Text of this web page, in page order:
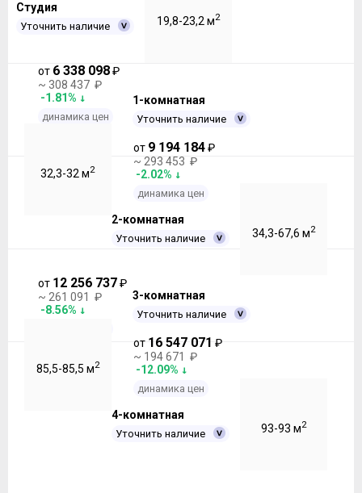
Студия
Уточнить наличие 19,8-23,2 м2
от 6 338 098₽
~ 308 437 ₽
-1.81%
динамика цен
1-комнатная
Уточнить наличие
32,3-32 м2
от 9 194 184₽
~ 293 453 ₽
-2.02%
динамика цен
2-комнатная
Уточнить наличие 34,3-67,6 м2
от 12 256 737₽
~ 261 091 ₽
-8.56%
3-комнатная
Уточнить наличие
85,5-85,5 м2
от 16 547 071 ₽
~ 194 671 ₽
-12.09%
динамика цен
4-комнатная
Уточнить наличие 93-93 м2